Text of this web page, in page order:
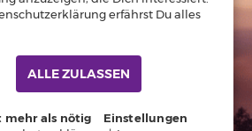
erfährst Du alles
ALLE ZULASSEN
mehr als nötig
Einstellungen